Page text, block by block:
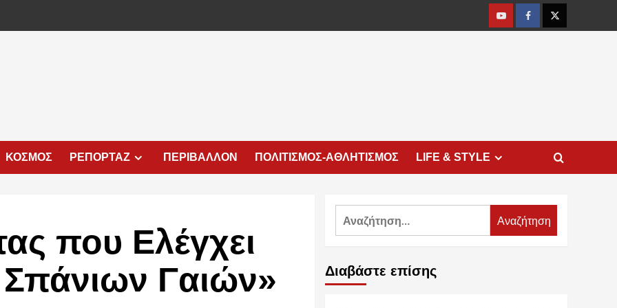
YoutubeFacebookTwitter
ΚΟΣΜΟΣ ΡΕΠΟΡΤΑΖ ΠΕΡΙΒΑΛΛΟΝ ΠΟΛΙΤΙΣΜΟΣ-ΑΘΛΗΤΙΣΜΟΣ LIFE & STYLE
που Ελέγχει
Γαιών»
Αναζήτηση
Διαβάστε επίσης